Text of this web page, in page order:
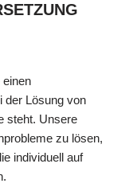
einen
der Lösung von
steht. Unsere
zu lösen,
individuell auf